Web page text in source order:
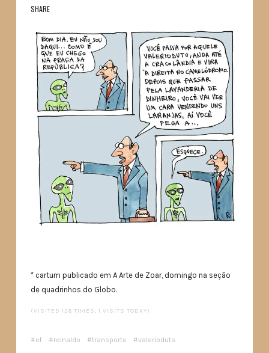
SHARE
* cartum publicado em A Arte de Zoar, domingo na seção
de quadrinhos do Globo.
(VISITED 128 TIMES, 1 VISITS TODAY)
et reinaldo transporte valerioduto